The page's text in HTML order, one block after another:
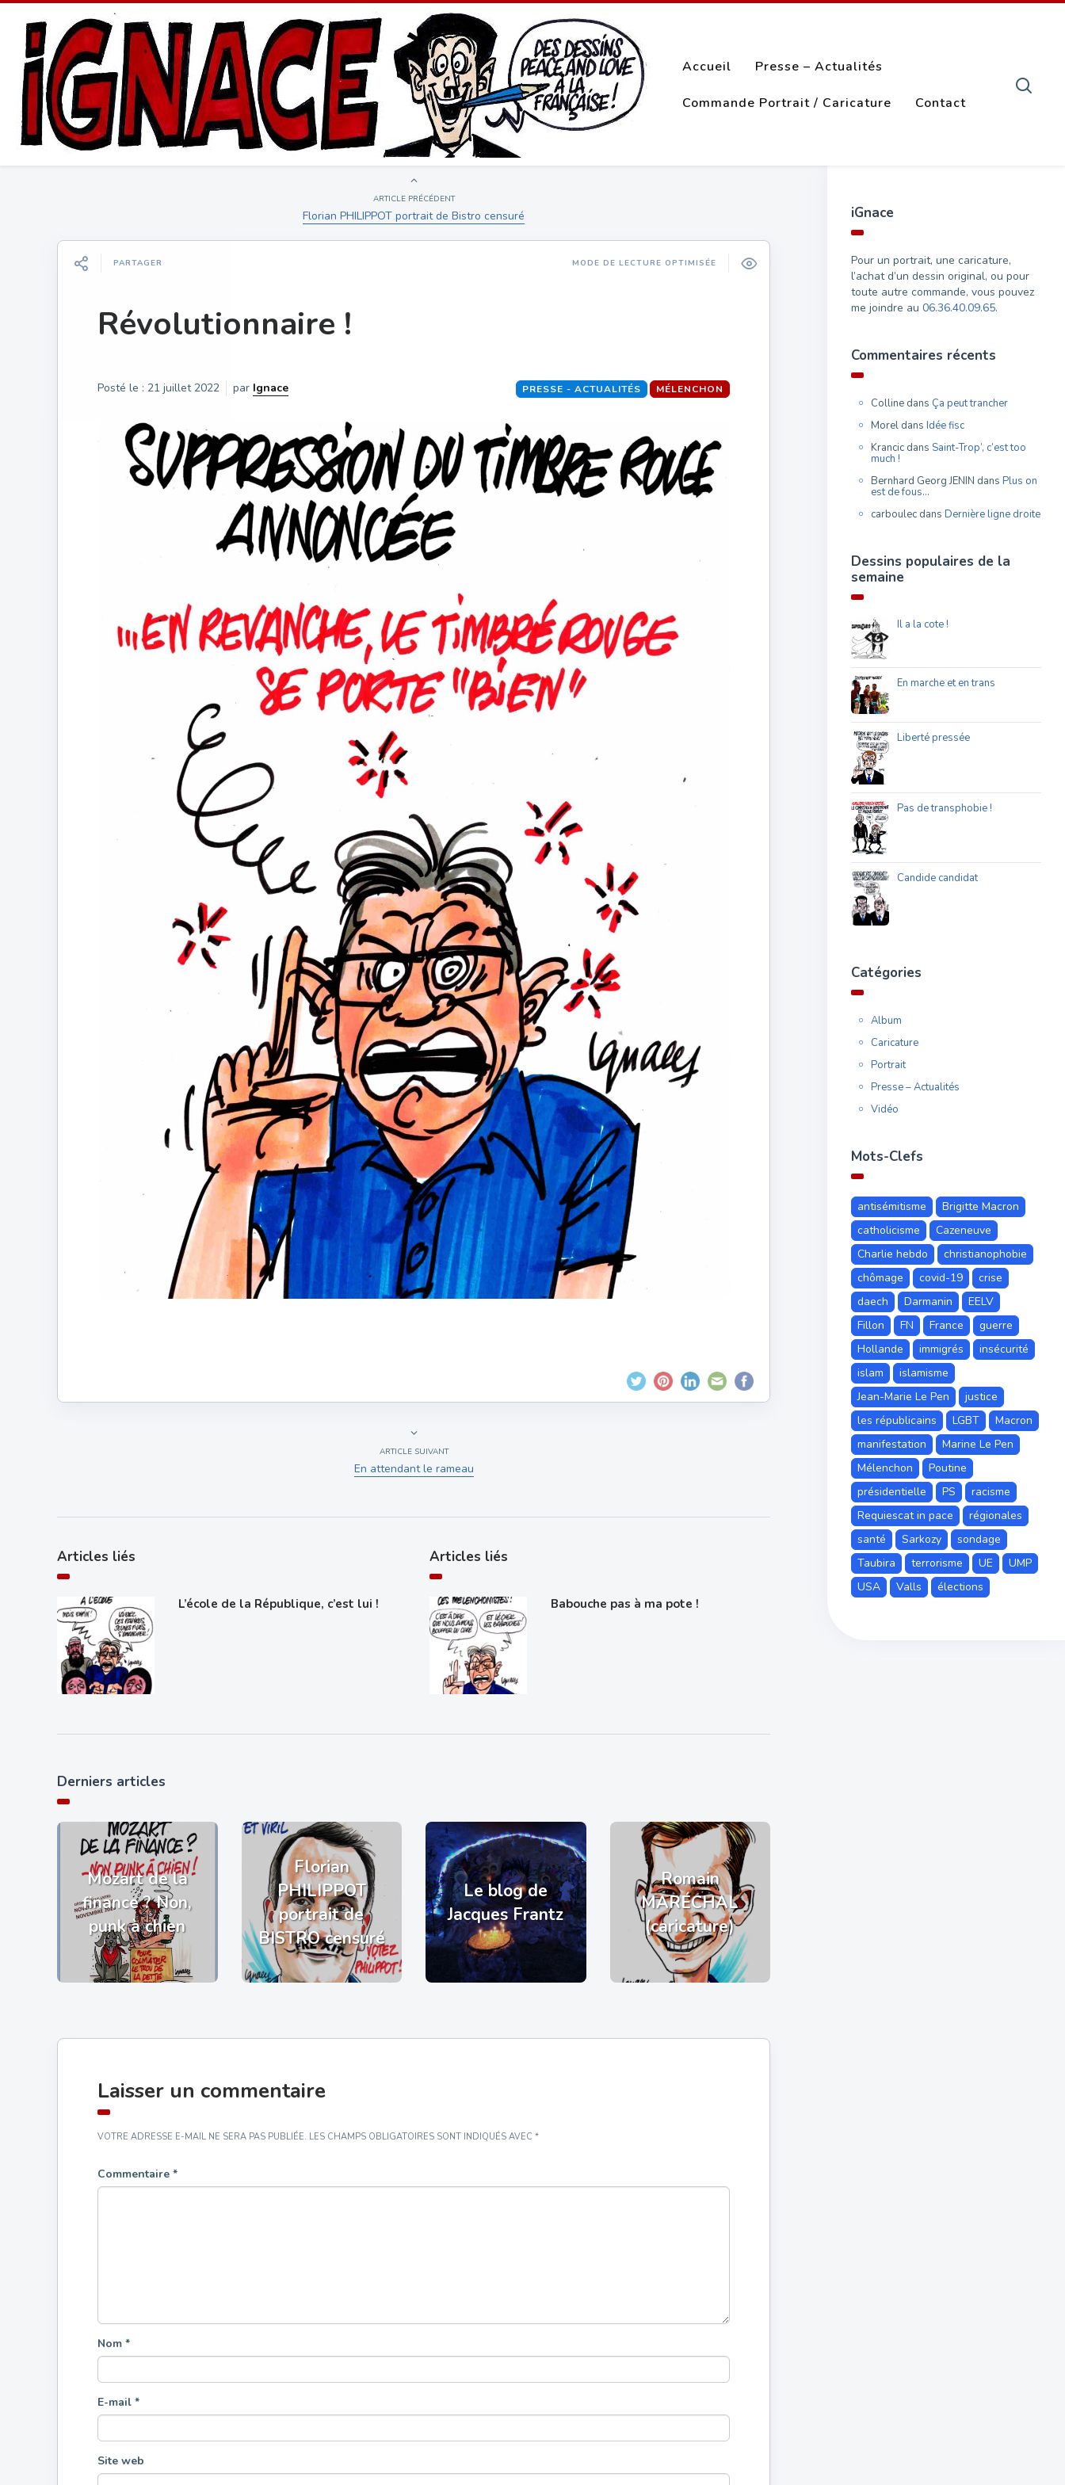
Accueil Presse – Actualités
Commande Portrait / Caricature Contact
ARTICLE PRÉCÉDENT
Florian PHILIPPOT portrait de Bistro censuré
PARTAGER MODE DE LECTURE OPTIMISÉE
Révolutionnaire !
Posté le : 21 juillet 2022 par Ignace MÉLENCHON
PRESSE - ACTUALITÉS
ARTICLE SUIVANT
En attendant le rameau
Articles liés
L’école de la République, c’est lui !
Articles liés
Babouche pas à ma pote !
Derniers articles
Mozart de la
finance ? Non,
punk à chien
Florian
PHILIPPOT
portrait de
BISTRO censuré
Le blog de
Jacques Frantz
Romain
MARÉCHAL
(caricature)
Laisser un commentaire
VOTRE ADRESSE E-MAIL NE SERA PAS PUBLIÉE. LES CHAMPS OBLIGATOIRES SONT INDIQUÉS AVEC *
Commentaire *
Nom *
E-mail *
Site web
iGnace
Pour un portrait, une caricature,
l’achat d’un dessin original, ou pour
toute autre commande, vous pouvez
me joindre au 06.36.40.09.65.
Commentaires récents
Colline dans Ça peut trancher
Morel dans Idée fisc
Krancic dans Saint-Trop’, c’est too
much !
Bernhard Georg JENIN dans Plus on
est de fous…
carboulec dans Dernière ligne droite
Dessins populaires de la
semaine
Il a la cote !
En marche et en trans
Liberté pressée
Pas de transphobie !
Candide candidat
Catégories
Album
Caricature
Portrait
Presse – Actualités
Vidéo
Mots-Clefs
antisémitisme
Brigitte Macron
catholicisme
Cazeneuve
Charlie hebdo
christianophobie
chômage
covid-19
crise
daech
Darmanin
EELV
Fillon
FN France
guerre
Hollande
immigrés
insécurité
islam
islamisme
Jean-Marie Le Pen
justice
les républicains
LGBT
Macron
manifestation
Marine Le Pen
Mélenchon
Poutine
présidentielle
PS
racisme
Requiescat in pace
régionales
santé
Sarkozy
sondage
Taubira
terrorisme UE
UMP
USA
Valls élections